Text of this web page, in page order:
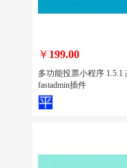
￥ 199.00
多功能投票小程序 1.5.1
fastadmin插件